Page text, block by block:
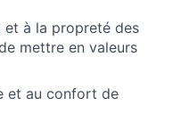
et à la propreté des
mettre en valeurs
et au confort de